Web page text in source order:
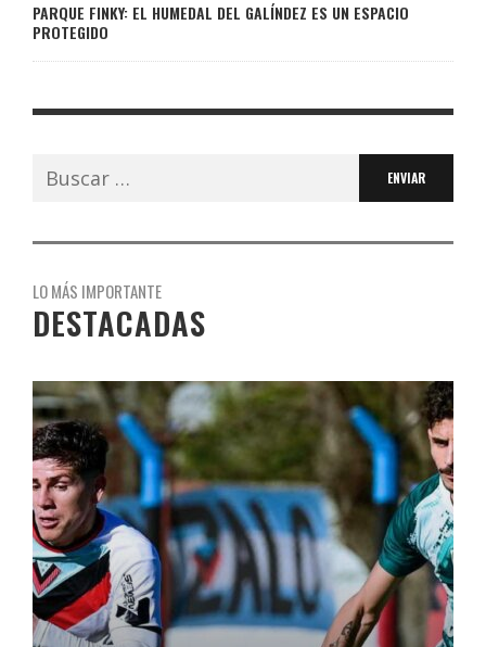
PARQUE FINKY: EL HUMEDAL DEL GALÍNDEZ ES UN ESPACIO
PROTEGIDO
Buscar:
LO MÁS IMPORTANTE
DESTACADAS